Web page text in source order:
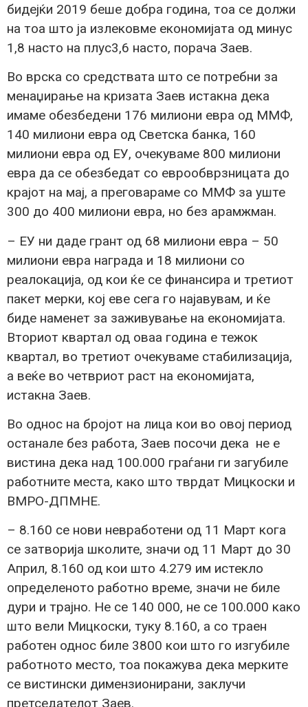
бидејќи 2019 беше добра година, тоа се должи
на тоа што ја излековме економијата од минус
1,8 насто на плус3,6 насто, порача Заев.
Во врска со средствата што се потребни за
менаџирање на кризата Заев истакна дека
имаме обезбедени 176 милиони евра од ММФ,
140 милиони евра од Светска банка, 160
милиони евра од ЕУ, очекуваме 800 милиони
евра да се обезбедат со еврообврзницата до
крајот на мај, а преговараме со ММФ за уште
300 до 400 милиони евра, но без арамжман.
– ЕУ ни даде грант од 68 милиони евра – 50
милиони евра награда и 18 милиони со
реалокација, од кои ќе се финансира и третиот
пакет мерки, кој еве сега го најавувам, и ќе
биде наменет за заживување на економијата.
Вториот квартал од оваа година е тежок
квартал, во третиот очекуваме стабилизација,
а веќе во четвриот раст на економијата,
истакна Заев.
Во однос на бројот на лица кои во овој период
останале без работа, Заев посочи дека не е
вистина дека над 100.000 граѓани ги загубиле
работните места, како што тврдат Мицкоски и
ВМРО-ДПМНЕ.
– 8.160 се нови невработени од 11 Март кога
се затворија школите, значи од 11 Март до 30
Април, 8.160 од кои што 4.279 им истекло
определеното работно време, значи не биле
дури и трајно. Не се 140 000, не се 100.000 како
што вели Мицкоски, туку 8.160, а со траен
работен однос биле 3800 кои што го изгубиле
работното место, тоа покажува дека мерките
се вистински димензионирани, заклучи
претседателот Заев.